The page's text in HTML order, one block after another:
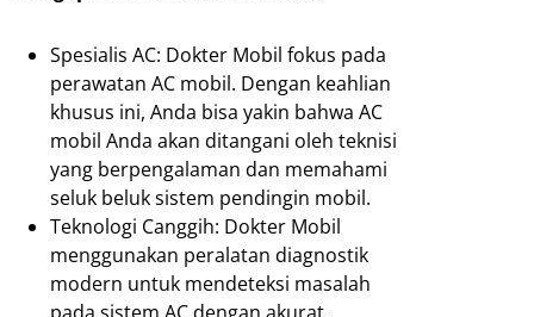
Spesialis AC: Dokter Mobil fokus pada
perawatan AC mobil. Dengan keahlian
khusus ini, Anda bisa yakin bahwa AC
mobil Anda akan ditangani oleh teknisi
yang berpengalaman dan memahami
seluk beluk sistem pendingin mobil.
Teknologi Canggih: Dokter Mobil
menggunakan peralatan diagnostik
modern untuk mendeteksi masalah